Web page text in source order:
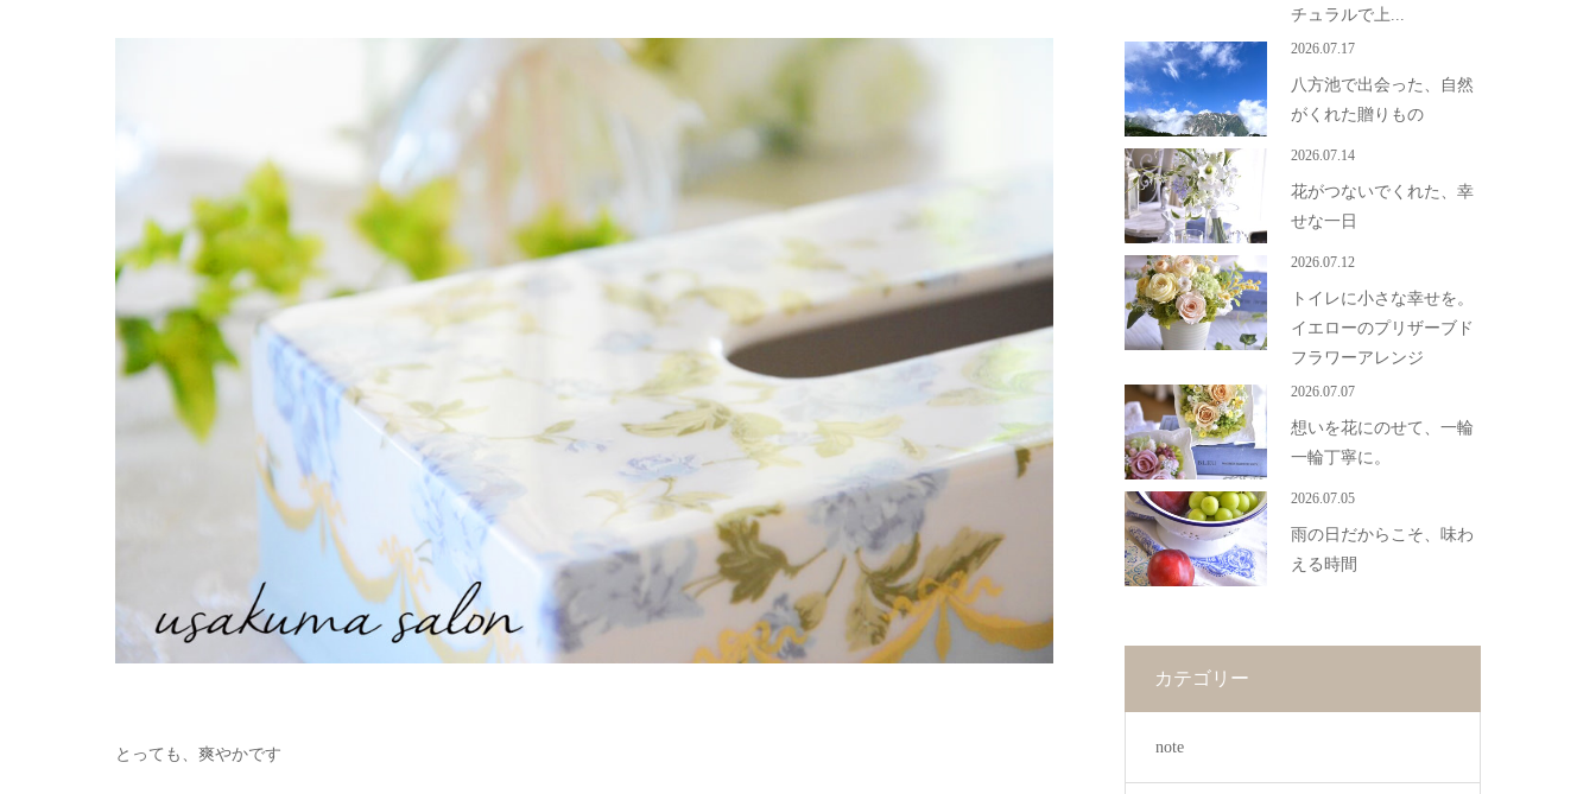
とっても、爽やかです
チュラルで上...
2026.07.17
八方池で出会った、自然
がくれた贈りもの
2026.07.14
花がつないでくれた、幸
せな一日
2026.07.12
トイレに小さな幸せを。
イエローのプリザーブド
フラワーアレンジ
2026.07.07
想いを花にのせて、一輪
一輪丁寧に。
2026.07.05
雨の日だからこそ、味わ
える時間
カテゴリー
note